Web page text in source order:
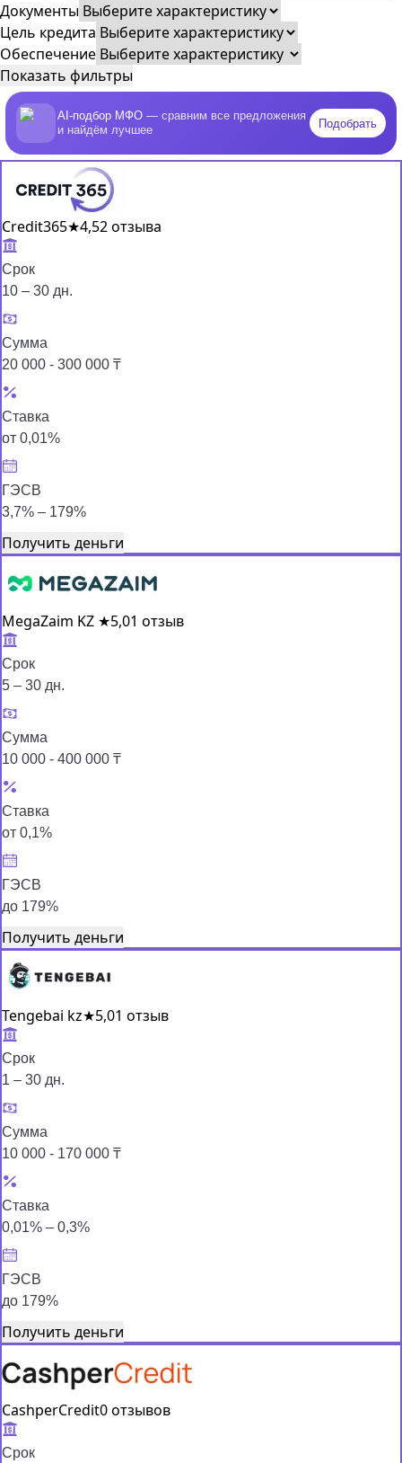
Документы
Цель кредита
Обеспечение
Показать фильтры
AI-подбор МФО — сравним все предложения
и найдём лучшее
Подобрать
Credit365★4,52 отзыва
Срок
10 – 30 дн.
Сумма
20 000 - 300 000 ₸
Ставка
от 0,01%
ГЭСВ
3,7% – 179%
Получить деньги
MegaZaim KZ ★5,01 отзыв
Срок
5 – 30 дн.
Сумма
10 000 - 400 000 ₸
Ставка
от 0,1%
ГЭСВ
до 179%
Получить деньги
Tengebai kz★5,01 отзыв
Срок
1 – 30 дн.
Сумма
10 000 - 170 000 ₸
Ставка
0,01% – 0,3%
ГЭСВ
до 179%
Получить деньги
CashperCredit0 отзывов
Срок